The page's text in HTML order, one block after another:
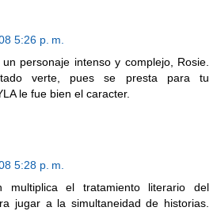
5:26 p. m.
personaje intenso y complejo, Rosie.
verte, pues se presta para tu
le fue bien el caracter.
5:28 p. m.
multiplica el tratamiento literario del
jugar a la simultaneidad de historias.